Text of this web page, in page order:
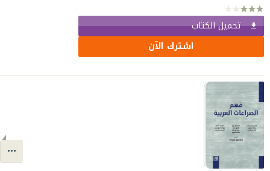
تحميل الكتاب
اشترك الآن